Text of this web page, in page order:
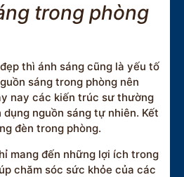
trong phòng
thì ánh sáng cũng là yếu tố
sáng trong phòng nên
nay các kiến trúc sư thường
nguồn sáng tự nhiên. Kết
đèn trong phòng.
mang đến những lợi ích trong
chăm sóc sức khỏe của các